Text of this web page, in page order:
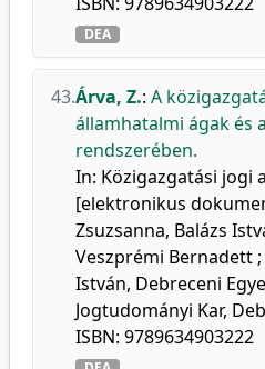
DEA
43.Árva, Z.: A
államhatalmi ágak és
rendszerében.
In: Közigazgatási jogi
[elektronikus
Zsuzsanna, Balázs
Veszprémi Bernadett
István, Debreceni
Jogtudományi Kar,
ISBN: 9789634903222